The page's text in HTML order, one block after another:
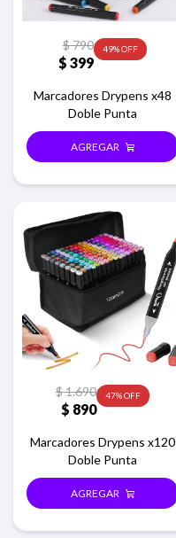
$ 399
$790 49
Marcadores Drypens x48
Doble Punta
$ 890
$1.690 47
Marcadores Drypens x120
Doble Punta